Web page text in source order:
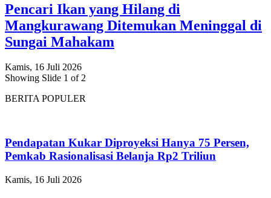
Pencari Ikan yang Hilang di
Mangkurawang Ditemukan Meninggal di
Sungai Mahakam
Kamis, 16 Juli 2026
Showing Slide 1 of 2
BERITA POPULER
Pendapatan Kukar Diproyeksi Hanya 75 Persen,
Pemkab Rasionalisasi Belanja Rp2 Triliun
Kamis, 16 Juli 2026